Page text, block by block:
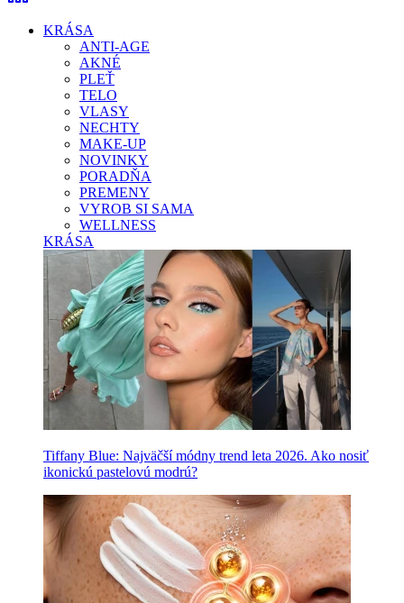
KRÁSA
ANTI-AGE
AKNÉ
PLEŤ
TELO
VLASY
NECHTY
MAKE-UP
NOVINKY
PORADŇA
PREMENY
VYROB SI SAMA
WELLNESS
KRÁSA
Tiffany Blue: Najväčší módny trend leta 2026. Ako nosiť
ikonickú pastelovú modrú?